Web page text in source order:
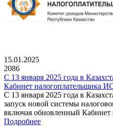
15.01.2025
2086
С 13 января 2025 года в
Кабинет налогоплательщика
С 13 января 2025 года в
запуск новой системы
включая обновленный Кабинет
Подробнее